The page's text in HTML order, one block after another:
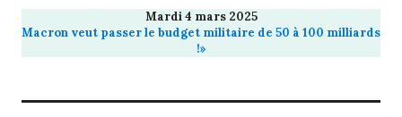
Mardi 4 mars 2025
Macron veut passer le budget militaire de 50 à 100 milliards
!»